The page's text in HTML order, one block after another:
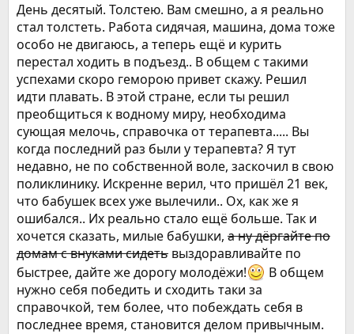
День десятый. Толстею. Вам смешно, а я реально
стал толстеть. Работа сидячая, машина, дома тоже
особо не двигаюсь, а теперь ещё и курить
перестал ходить в подъезд.. В общем с такими
успехами скоро геморою привет скажу. Решил
идти плавать. В этой стране, если ты решил
преобщиться к водному миру, необходима
сующая мелочь, справочка от терапевта..... Вы
когда последний раз были у терапевта? Я тут
недавно, не по собственной воле, заскочил в свою
поликлинику. Искренне верил, что пришёл 21 век,
что бабушек всех уже вылечили.. Ох, как же я
ошибался.. Их реально стало ещё больше. Так и
хочется сказать, милые бабушки, а ну дёргайте по
домам с внуками сидеть выздоравливайте по
быстрее, дайте же дорогу молодёжи!
В общем
нужно себя победить и сходить таки за
справочкой, тем более, что побеждать себя в
последнее время, становится делом привычным.